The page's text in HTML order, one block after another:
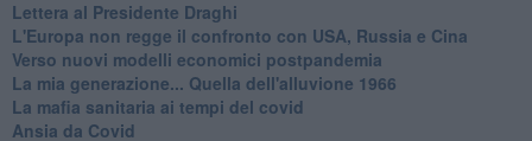
Lettera al Presidente Draghi
L'Europa non regge il confronto con USA, Russia e Cina
Verso nuovi modelli economici postpandemia
​La mia generazione... Quella dell'alluvione 1966
​La mafia sanitaria ai tempi del covid
Ansia da Covid